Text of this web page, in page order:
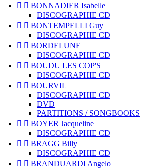
  BONNADIER Isabelle
DISCOGRAPHIE CD
  BONTEMPELLI Guy
DISCOGRAPHIE CD
  BORDELUNE
DISCOGRAPHIE CD
  BOUDU LES COP'S
DISCOGRAPHIE CD
  BOURVIL
DISCOGRAPHIE CD
DVD
PARTITIONS / SONGBOOKS
  BOYER Jacqueline
DISCOGRAPHIE CD
  BRAGG Billy
DISCOGRAPHIE CD
  BRANDUARDI Angelo